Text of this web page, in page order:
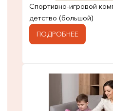
Спортивно-игровой
детство (большой)
ПОДРОБНЕЕ